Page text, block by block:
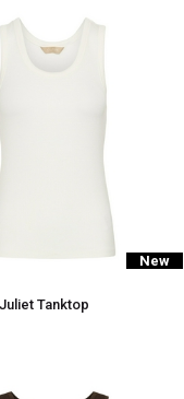
New
Tanktop